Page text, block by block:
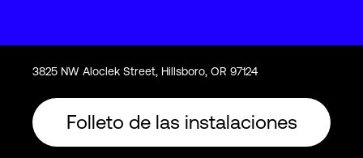
3825 NW Aloclek Street, Hillsboro, OR 97124
Folleto de las instalaciones